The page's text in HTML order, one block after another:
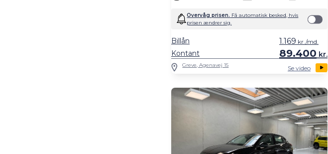
Overvåg prisen. Få automatisk besked, hvis
prisen ændrer sig.
Kontant 89.400 kr.
Billån 1.169 kr./md.
Greve, Agenavej 15 Se video